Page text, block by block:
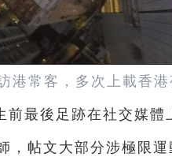
港常客，多次上載香
前最後足跡在社交媒體
，帖文大部分涉極限